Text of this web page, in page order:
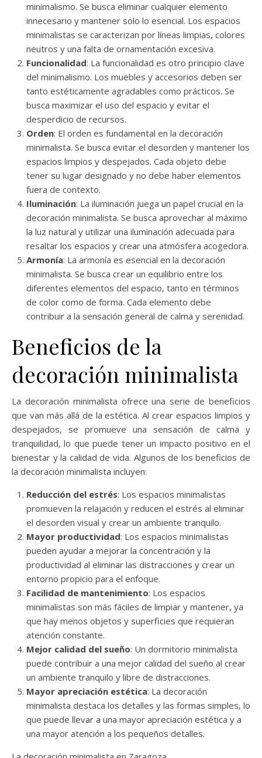
minimalismo. Se busca eliminar cualquier elemento
innecesario y mantener solo lo esencial. Los espacios
minimalistas se caracterizan por líneas limpias, colores
neutros y una falta de ornamentación excesiva.
Funcionalidad: La funcionalidad es otro principio clave
del minimalismo. Los muebles y accesorios deben ser
tanto estéticamente agradables como prácticos. Se
busca maximizar el uso del espacio y evitar el
desperdicio de recursos.
Orden: El orden es fundamental en la decoración
minimalista. Se busca evitar el desorden y mantener los
espacios limpios y despejados. Cada objeto debe
tener su lugar designado y no debe haber elementos
fuera de contexto.
Iluminación: La iluminación juega un papel crucial en la
decoración minimalista. Se busca aprovechar al máximo
la luz natural y utilizar una iluminación adecuada para
resaltar los espacios y crear una atmósfera acogedora.
Armonía: La armonía es esencial en la decoración
minimalista. Se busca crear un equilibrio entre los
diferentes elementos del espacio, tanto en términos
de color como de forma. Cada elemento debe
contribuir a la sensación general de calma y serenidad.
Beneficios de la
decoración minimalista
La decoración minimalista ofrece una serie de beneficios
que van más allá de la estética. Al crear espacios limpios y
despejados, se promueve una sensación de calma y
tranquilidad, lo que puede tener un impacto positivo en el
bienestar y la calidad de vida. Algunos de los beneficios de
la decoración minimalista incluyen:
Reducción del estrés: Los espacios minimalistas
promueven la relajación y reducen el estrés al eliminar
el desorden visual y crear un ambiente tranquilo.
Mayor productividad: Los espacios minimalistas
pueden ayudar a mejorar la concentración y la
productividad al eliminar las distracciones y crear un
entorno propicio para el enfoque.
Facilidad de mantenimiento: Los espacios
minimalistas son más fáciles de limpiar y mantener, ya
que hay menos objetos y superficies que requieran
atención constante.
Mejor calidad del sueño: Un dormitorio minimalista
puede contribuir a una mejor calidad del sueño al crear
un ambiente tranquilo y libre de distracciones.
Mayor apreciación estética: La decoración
minimalista destaca los detalles y las formas simples, lo
que puede llevar a una mayor apreciación estética y a
una mayor atención a los pequeños detalles.